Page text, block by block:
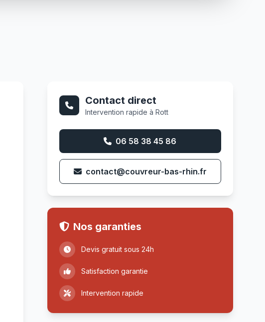
Contact direct
Intervention rapide à Rott
06 58 38 45 86
contact@couvreur-bas-rhin.fr
Nos garanties
Devis gratuit sous 24h
Satisfaction garantie
Intervention rapide